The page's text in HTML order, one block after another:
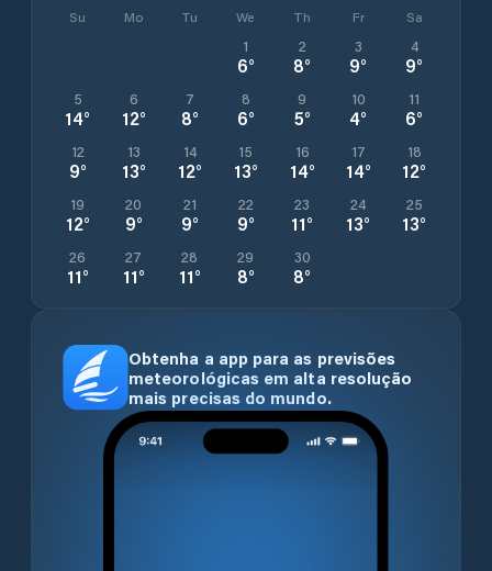
Su Mo Tu We Th Fr Sa
1
6°
2
8°
3
9°
4
9°
5
14°
6
12°
7
8°
8
6°
9
5°
10
4°
11
6°
12
9°
13
13°
14
12°
15
13°
16
14°
17
14°
18
12°
19
12°
20
9°
21
9°
22
9°
23
11°
24
13°
25
13°
26
11°
27
11°
28
11°
29
8°
30
8°
Obtenha a app para as previsões
meteorológicas em alta resolução
mais precisas do mundo.